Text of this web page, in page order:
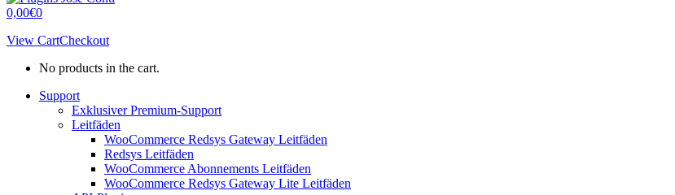
0,00€0
View CartCheckout
No products in the cart.
Support
Exklusiver Premium-Support
Leitfäden
WooCommerce Redsys Gateway Leitfäden
Redsys Leitfäden
WooCommerce Abonnements Leitfäden
WooCommerce Redsys Gateway Lite Leitfäden